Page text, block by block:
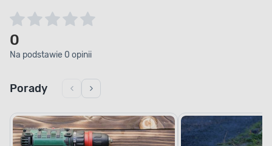
0
Na podstawie 0 opinii
Porady